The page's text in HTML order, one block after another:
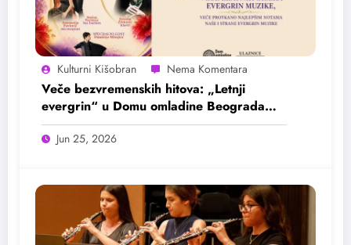
Kulturni Kišobran
Veče bezvremenskih hitova: „Letnji
evergrin“ u Domu omladine Beograda
25. juna
Jun 25, 2026